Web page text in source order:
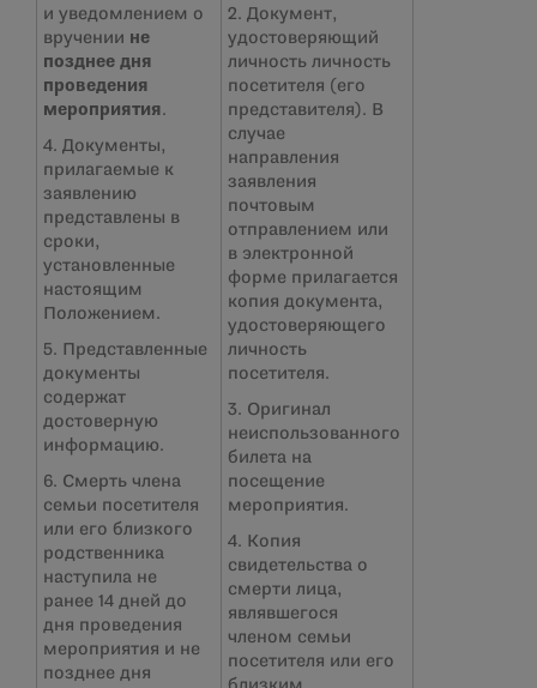
и уведомлением о
вручении не
позднее дня
проведения
мероприятия.
4. Документы,
прилагаемые к
заявлению
представлены в
сроки,
установленные
настоящим
Положением.
5. Представленные
документы
содержат
достоверную
информацию.
6. Смерть члена
семьи посетителя
или его близкого
родственника
наступила не
ранее 14 дней до
дня проведения
мероприятия и не
позднее дня
2. Документ,
удостоверяющий
личность личность
посетителя (его
представителя). В
случае
направления
заявления
почтовым
отправлением или
в электронной
форме прилагается
копия документа,
удостоверяющего
личность
посетителя.
3. Оригинал
неиспользованного
билета на
посещение
мероприятия.
4. Копия
свидетельства о
смерти лица,
являвшегося
членом семьи
посетителя или его